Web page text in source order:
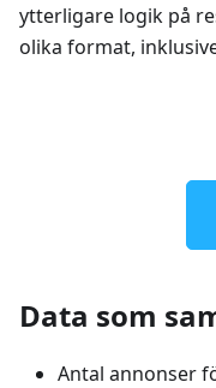
ytterligare logik på
olika format,
Data som
Antal annonser